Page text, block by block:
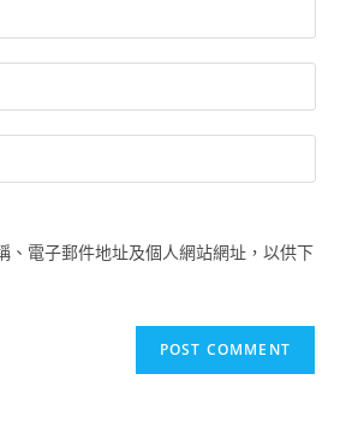
、電子郵件地址及個人網站網址，以供下